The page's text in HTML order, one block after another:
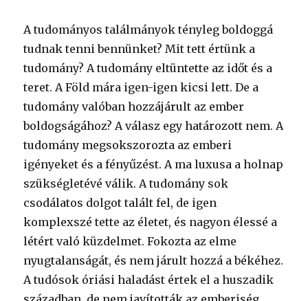
A tudományos találmányok tényleg boldoggá
tudnak tenni bennünket? Mit tett értünk a
tudomány? A tudomány eltüntette az időt és a
teret. A Föld mára igen-igen kicsi lett. De a
tudomány valóban hozzájárult az ember
boldogságához? A válasz egy határozott nem. A
tudomány megsokszorozta az emberi
igényeket és a fényűzést. A ma luxusa a holnap
szükségletévé válik. A tudomány sok
csodálatos dolgot talált fel, de igen
komplexszé tette az életet, és nagyon élessé a
létért való küzdelmet. Fokozta az elme
nyugtalanságát, és nem járult hozzá a békéhez.
A tudósok óriási haladást értek el a huszadik